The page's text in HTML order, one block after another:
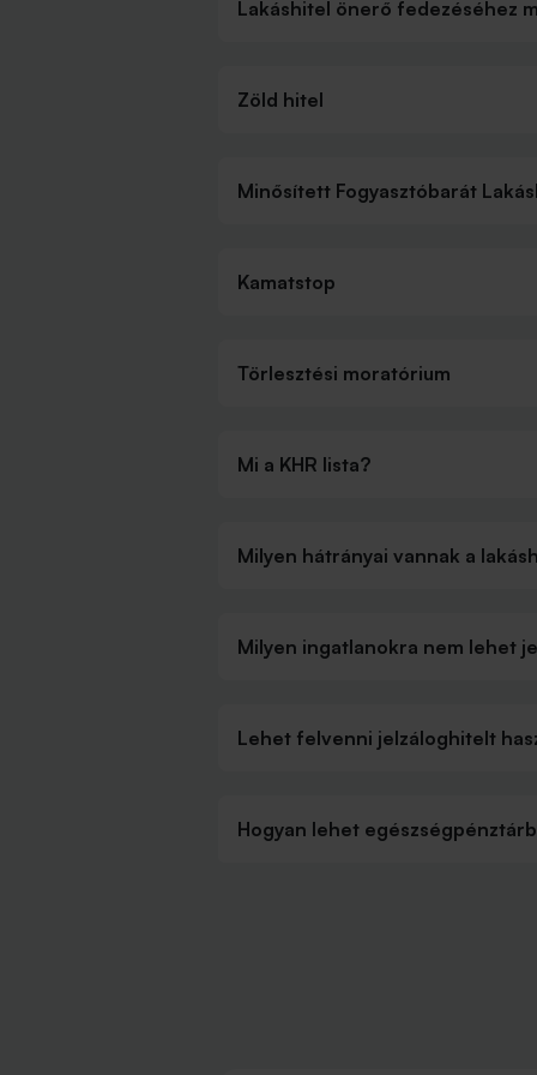
Lakáshitel önerő fedezéséhez
Zöld hitel
Minősített Fogyasztóbarát
Kamatstop
Törlesztési moratórium
Mi a KHR lista?
Milyen hátrányai vannak a
Milyen ingatlanokra nem lehet
Lehet felvenni jelzáloghitelt
Hogyan lehet